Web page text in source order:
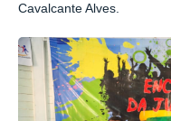
Cavalcante Alves.